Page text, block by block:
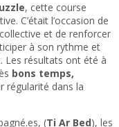
, cette course
C’était l’occasion de
et de renforcer
à son rythme et
Les résultats ont été à
bons temps,
régularité dans la
(Ti Ar Bed), les